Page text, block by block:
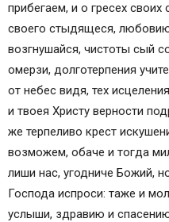
прибегаем, и о гресех
своего стыдящеся,
возгнушайся, чистоты сый
омерзи, долготерпения
от небес видя, тех
и твоея Христу верности
же терпеливо крест
возможем, обаче и тогда
лиши нас, угодниче Божий,
Господа испроси: таже и
услыши, здравию и